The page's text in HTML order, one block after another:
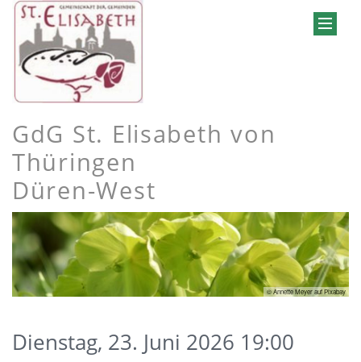
GdG St. Elisabeth von
Thüringen
Düren-West
© Annette Meyer auf Pixabay
Dienstag, 23. Juni 2026 19:00